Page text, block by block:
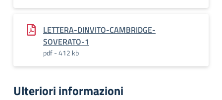
LETTERA-DINVITO-CAMBRIDGE-
SOVERATO-1
pdf - 412 kb
Ulteriori informazioni